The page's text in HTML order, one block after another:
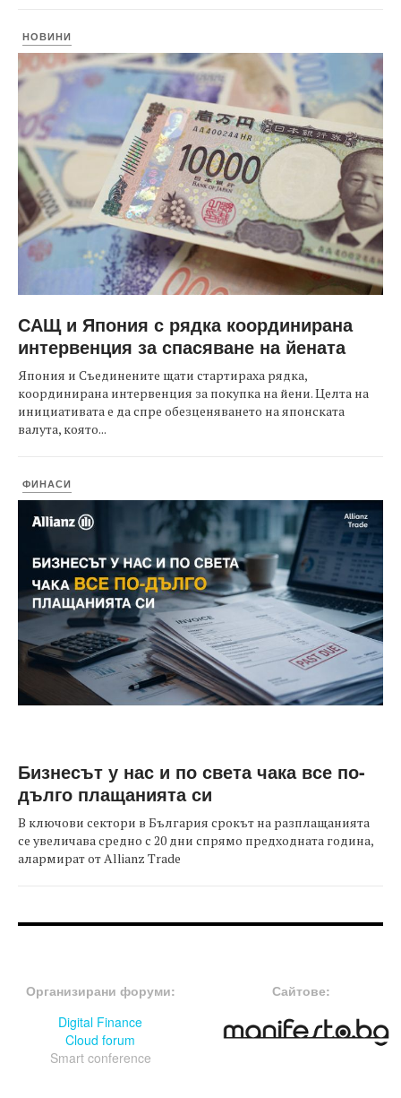
НОВИНИ
САЩ и Япония с рядка координирана
интервенция за спасяване на йената
Япония и Съединените щати стартираха рядка,
координирана интервенция за покупка на йени. Целта на
инициативата е да спре обезценяването на японската
валута, която...
ФИНАСИ
Бизнесът у нас и по света чака все по-
дълго плащанията си
В ключови сектори в България срокът на разплащанията
се увеличава средно с 20 дни спрямо предходната година,
алармират от Allianz Trade
Организирани форуми:
Digital Finance
Cloud forum
Smart conference
Сайтове: